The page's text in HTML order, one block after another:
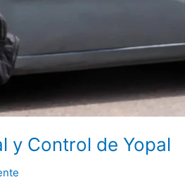
y Control de Yopal